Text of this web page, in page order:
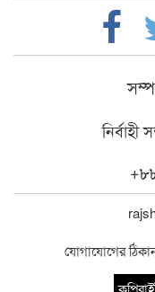
নির্বাহী
যোগাযোগের